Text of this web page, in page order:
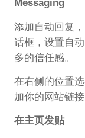
Messaging
添加自动回复
话框，设置自
多的信任感。
在右侧的位置
加你的网站链接
在主页发贴